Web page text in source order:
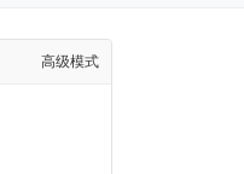
高级模式